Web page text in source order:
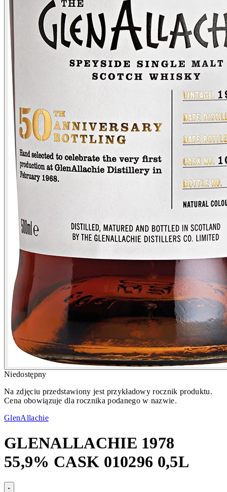
Niedostępny
Na zdjęciu przedstawiony jest przykładowy rocznik produktu.
Cena obowiązuje dla rocznika podanego w nazwie.
GlenAllachie
GLENALLACHIE 1978
55,9% CASK 010296 0,5L